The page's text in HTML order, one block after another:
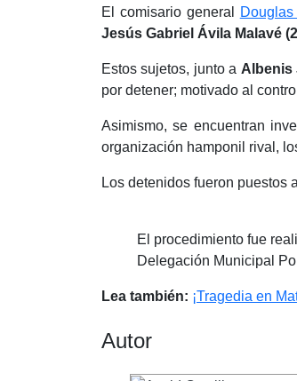
El comisario general
Jesús Gabriel Ávila Malavé
Estos sujetos, junto a Albenis
por detener; motivado al
Asimismo, se encuentran
organización hamponil rival,
Los detenidos fueron puestos
El procedimiento fue
Delegación Municipal
Lea también: ¡Tragedia en
Autor